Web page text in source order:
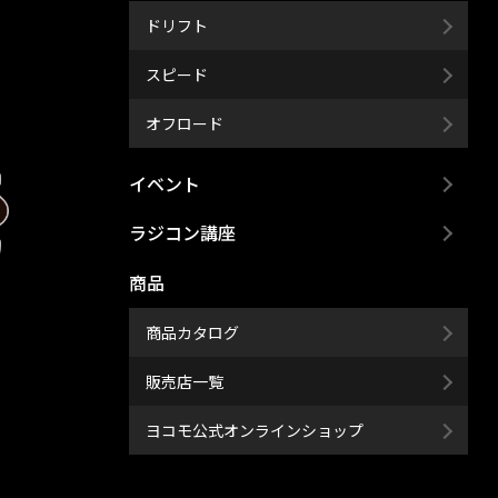
ドリフト
スピード
オフロード
イベント
ラジコン講座
商品
商品カタログ
販売店一覧
ヨコモ公式オンラインショップ